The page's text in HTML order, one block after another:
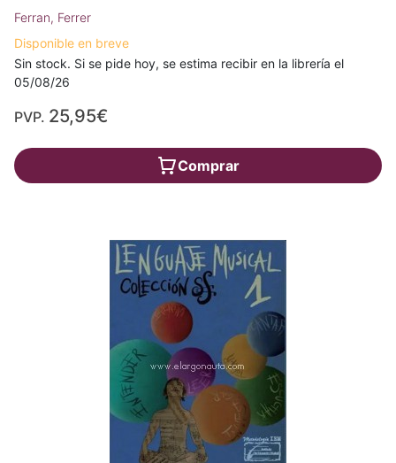
Ferran, Ferrer
Disponible en breve
Sin stock. Si se pide hoy, se estima recibir en la librería el
05/08/26
PVP. 25,95€
Comprar